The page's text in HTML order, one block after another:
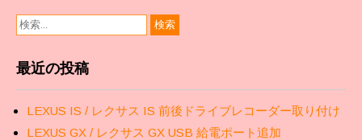
最近の投稿
LEXUS IS / レクサス IS 前後ドライブレコーダー取り付け
LEXUS GX / レクサス GX USB 給電ポート追加